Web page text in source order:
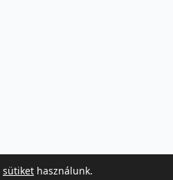
sütiket használunk.